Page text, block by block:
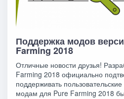
Поддержка модов
Farming 2018
Отличные новости друзья!
Farming 2018 официально
поддерживать
модам для Pure Farming 2018